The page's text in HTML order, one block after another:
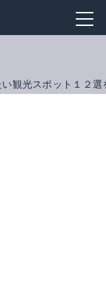
観光スポット１２選